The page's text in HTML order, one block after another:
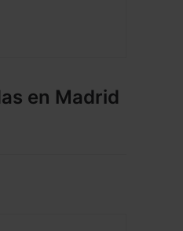
en Madrid